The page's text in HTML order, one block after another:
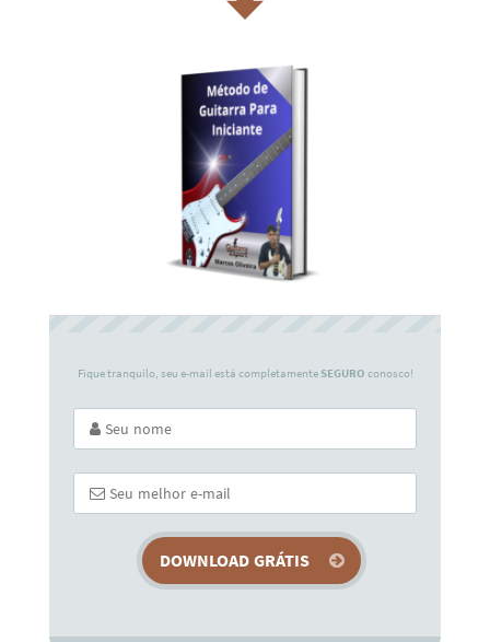
Fique tranquilo, seu e-mail está completamente SEGURO conosco!